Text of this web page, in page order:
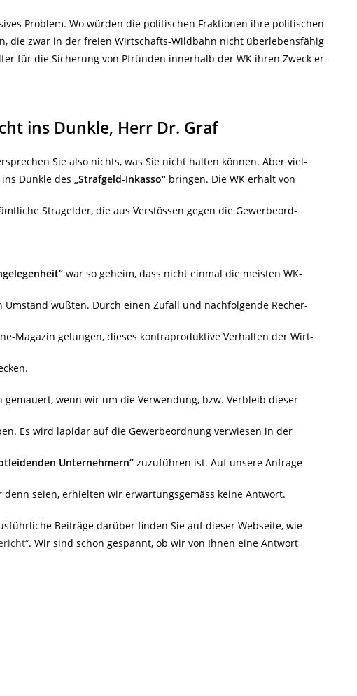
Problem. Wo würden die politischen Fraktionen ihre politischen
die zwar in der freien Wirtschafts-Wildbahn nicht überlebensfähig
für die Sicherung von Pfründen innerhalb der WK ihren Zweck er-
ins Dunkle, Herr Dr. Graf
Sie also nichts, was Sie nicht halten können. Aber viel-
Dunkle des „Strafgeld-Inkasso“ bringen. Die WK erhält von
Stragelder, die aus Verstössen gegen die Gewerbeord-
war so geheim, dass nicht einmal die meisten WK-
Umstand wußten. Durch einen Zufall und nachfolgende Recher-
Magazin gelungen, dieses kontraproduktive Verhalten der Wirt-
wenn wir um die Verwendung, bzw. Verbleib dieser
Es wird lapidar auf die Gewerbeordnung verwiesen in der
Unternehmern“ zuzuführen ist. Auf unsere Anfrage
seien, erhielten wir erwartungsgemäss keine Antwort.
Beiträge darüber finden Sie auf dieser Webseite, wie
. Wir sind schon gespannt, ob wir von Ihnen eine Antwort